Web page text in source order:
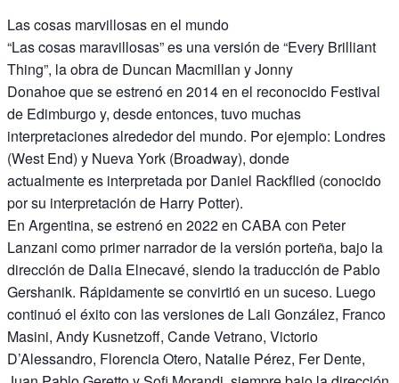
Las cosas marvillosas en el mundo
“Las cosas maravillosas” es una versión de “Every Brilliant
Thing”, la obra de Duncan Macmillan y Jonny
Donahoe que se estrenó en 2014 en el reconocido Festival
de Edimburgo y, desde entonces, tuvo muchas
interpretaciones alrededor del mundo. Por ejemplo: Londres
(West End) y Nueva York (Broadway), donde
actualmente es interpretada por Daniel Rackflied (conocido
por su interpretación de Harry Potter).
En Argentina, se estrenó en 2022 en CABA con Peter
Lanzani como primer narrador de la versión porteña, bajo la
dirección de Dalia Elnecavé, siendo la traducción de Pablo
Gershanik. Rápidamente se convirtió en un suceso. Luego
continuó el éxito con las versiones de Lali González, Franco
Masini, Andy Kusnetzoff, Cande Vetrano, Victorio
D’Alessandro, Florencia Otero, Natalie Pérez, Fer Dente,